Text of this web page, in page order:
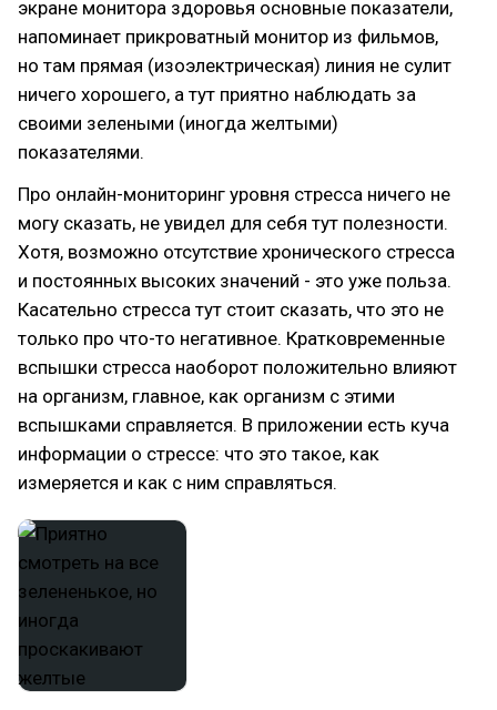
экране монитора здоровья основные показатели,
напоминает прикроватный монитор из фильмов,
но там прямая (изоэлектрическая) линия не сулит
ничего хорошего, а тут приятно наблюдать за
своими зелеными (иногда желтыми)
показателями.
Про онлайн-мониторинг уровня стресса ничего не
могу сказать, не увидел для себя тут полезности.
Хотя, возможно отсутствие хронического стресса
и постоянных высоких значений - это уже польза.
Касательно стресса тут стоит сказать, что это не
только про что-то негативное. Кратковременные
вспышки стресса наоборот положительно влияют
на организм, главное, как организм с этими
вспышками справляется. В приложении есть куча
информации о стрессе: что это такое, как
измеряется и как с ним справляться.